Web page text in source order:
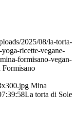
2025/08/la-torta-
ricette-vegane-
formisano-vegan-
Formisano
Mina
La torta di Sole